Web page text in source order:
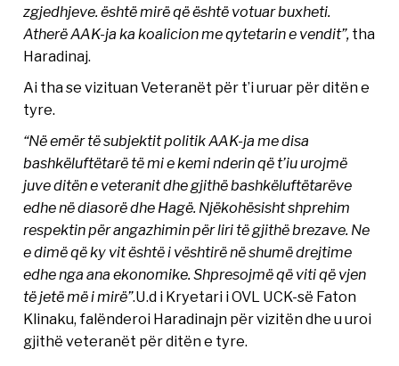
zgjedhjeve. është mirë që është votuar buxheti.
Atherë AAK-ja ka koalicion me qytetarin e vendit”, tha
Haradinaj.
Ai tha se vizituan Veteranët për t’i uruar për ditën e
tyre.
“Në emër të subjektit politik AAK-ja me disa
bashkëluftëtarë të mi e kemi nderin që t’iu urojmë
juve ditën e veteranit dhe gjithë bashkëluftëtarëve
edhe në diasorë dhe Hagë. Njëkohësisht shprehim
respektin për angazhimin për liri të gjithë brezave. Ne
e dimë që ky vit është i vështirë në shumë drejtime
edhe nga ana ekonomike. Shpresojmë që viti që vjen
të jetë më i mirë”.U.d i Kryetari i OVL UCK-së Faton
Klinaku, falënderoi Haradinajn për vizitën dhe u uroi
gjithë veteranët për ditën e tyre.